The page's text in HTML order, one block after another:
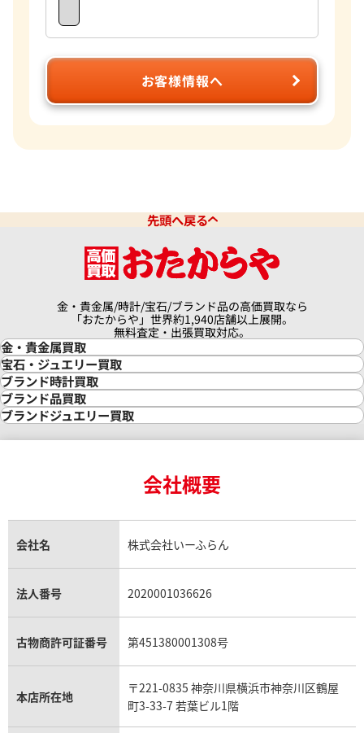
お客様情報へ
先頭へ戻る
金・貴金属/時計/宝石/ブランド品の高価買取なら
「おたからや」世界約1,940店舗以上展開。
無料査定・出張買取対応。
金・貴金属買取
金買取
金の相場価格情報
金の参考買取価格一覧
インゴット買取
インゴットの相場価格情報
24金買取
金貨買取
貴金属買取
銀・シルバー買取
パラジウム買取
宝石・ジュエリー買取
宝石・ジュエリー買取
ダイヤモンド買取
ダイヤモンド・宝石の参考価格一覧
リング・結婚指輪買取
エメラルド買取
トパーズ買取
タンザナイト買取
キャッツアイ買取
アクアマリン買取
ブランド時計買取
時計買取
ロレックス買取
ロレックス デイトナ買取
ロレックス サブマリーナー買取
ロレックス エクスプローラー買取
ロレックス デイトジャスト買取
パテック フィリップノーチラス買取
ヴァシュロン・コンスタンタン買取
オメガ買取
カルティエ買取
フランク ミュラー買取
リシャール・ミル買取
ブランド品買取
ブランド買取
シャネル マトラッセ買取
セリーヌ買取
プラダ買取
ブランドジュエリー買取
ヴァンクリーフ＆アーペル買取
ショーメ買取
ダミアーニ買取
モーブッサン買取
会社概要
会社名 株式会社いーふらん
法人番号 2020001036626
古物商許可証番号 第451380001308号
本店所在地
〒221-0835 神奈川県横浜市神奈川区鶴屋
町3-33-7 若葉ビル1階